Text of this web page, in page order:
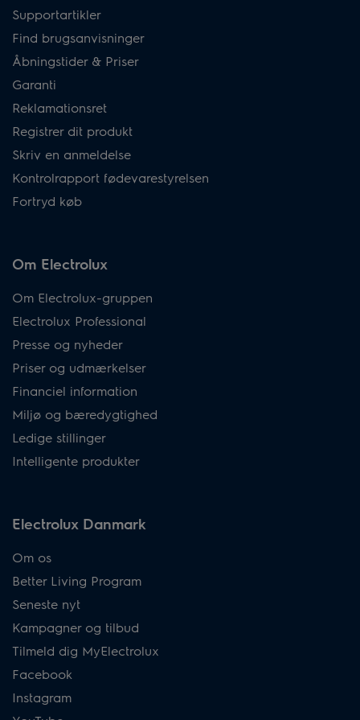
Supportartikler
Find brugsanvisninger
Åbningstider & Priser
Garanti
Reklamationsret
Registrer dit produkt
Skriv en anmeldelse
Kontrolrapport fødevarestyrelsen
Fortryd køb
Om Electrolux
Om Electrolux-gruppen
Electrolux Professional
Presse og nyheder
Priser og udmærkelser
Financiel information
Miljø og bæredygtighed
Ledige stillinger
Intelligente produkter
Electrolux Danmark
Om os
Better Living Program
Seneste nyt
Kampagner og tilbud
Tilmeld dig MyElectrolux
Facebook
Instagram